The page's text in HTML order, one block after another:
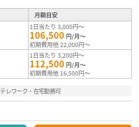
月額目安
1日当たり 3,000円～
106,500 円/月～
初期費用他 22,000円～
1日当たり 3,200円～
112,500 円/月～
初期費用他 16,500円～
テレワーク・在宅勤務可